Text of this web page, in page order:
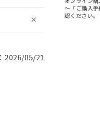
2026/05/21
～「ご購入
認ください。